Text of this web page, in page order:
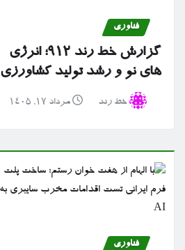
فناوری
گزارش خط رند ۹۱۲؛ انرژی
های نو و رشد تولید کشاورزی
خط رند مرداد ۱۷, ۱۴۰۵
فناوری